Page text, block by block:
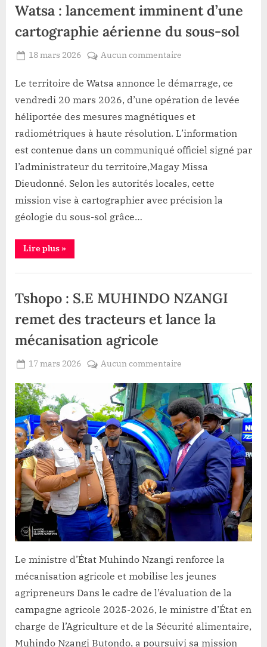
sucre
importé,
S.E
MUHINDO
NZANGI
conclut
un
pour
la
sucrière
Sakania”
Watsa : lancement imminent d’une
cartographie aérienne du sous-sol
Posted
18 mars 2026
VYAVU
Aucun commentaire
:
lancement
d’une
cartographie
aérienne
du
Le territoire de Watsa annonce le démarrage, ce
vendredi 20 mars 2026, d’une opération de levée
héliportée des mesures magnétiques et
radiométriques à haute résolution. L’information
est contenue dans un communiqué officiel signé par
l’administrateur du territoire,Magay Missa
Dieudonné. Selon les autorités locales, cette
mission vise à cartographier avec précision la
géologie du sous-sol grâce…
Lire plus“Watsa
:
imminent
aérienne
du
sous-
sol”
»
,
Société
Tshopo : S.E MUHINDO NZANGI
remet des tracteurs et lance la
mécanisation agricole
Posted
17 mars 2026
Lacloche
Aucun commentaire
S.E
MUHINDO
NZANGI
remet
des
tracteurs
et
lance
la
mécanisation
agricole
Le ministre d’État Muhindo Nzangi renforce la
mécanisation agricole et mobilise les jeunes
agripreneurs Dans le cadre de l’évaluation de la
campagne agricole 2025-2026, le ministre d’État en
charge de l’Agriculture et de la Sécurité alimentaire,
Muhindo Nzangi Butondo, a poursuivi sa mission